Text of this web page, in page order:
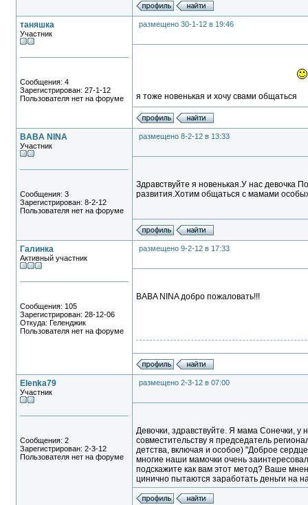
таняшка
Участник
Сообщения: 4
Зарегистрирован: 27-1-12
Пользователя нет на форуме
размещено 30-1-12 в 19:46
я тоже новенькая и хочу свами общаться
BABA NINA
Участник
Сообщения: 3
Зарегистрирован: 8-2-12
Пользователя нет на форуме
размещено 8-2-12 в 13:33
Здравствуйте я новенькая.У нас девочка
развития.Хотим общаться с мамами
Галинка
Активный участник
Сообщения: 105
Зарегистрирован: 28-12-06
Откуда: Геленджик
Пользователя нет на форуме
размещено 9-2-12 в 17:33
BABA NINA добро пожаловать!!!
Elenka79
Участник
Сообщения: 2
Зарегистрирован: 2-3-12
Пользователя нет на форуме
размещено 2-3-12 в 07:00
Девочки, здравствуйте. Я мама Сонечки,
совместительству я председатель
детства, включая и особое) "Доброе
многие наши мамочки очень
подскажите как вам этот метод? Ваше
цинично пытаются заработать деньги на